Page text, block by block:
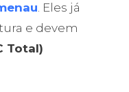
. Eles já
e devem
Total)